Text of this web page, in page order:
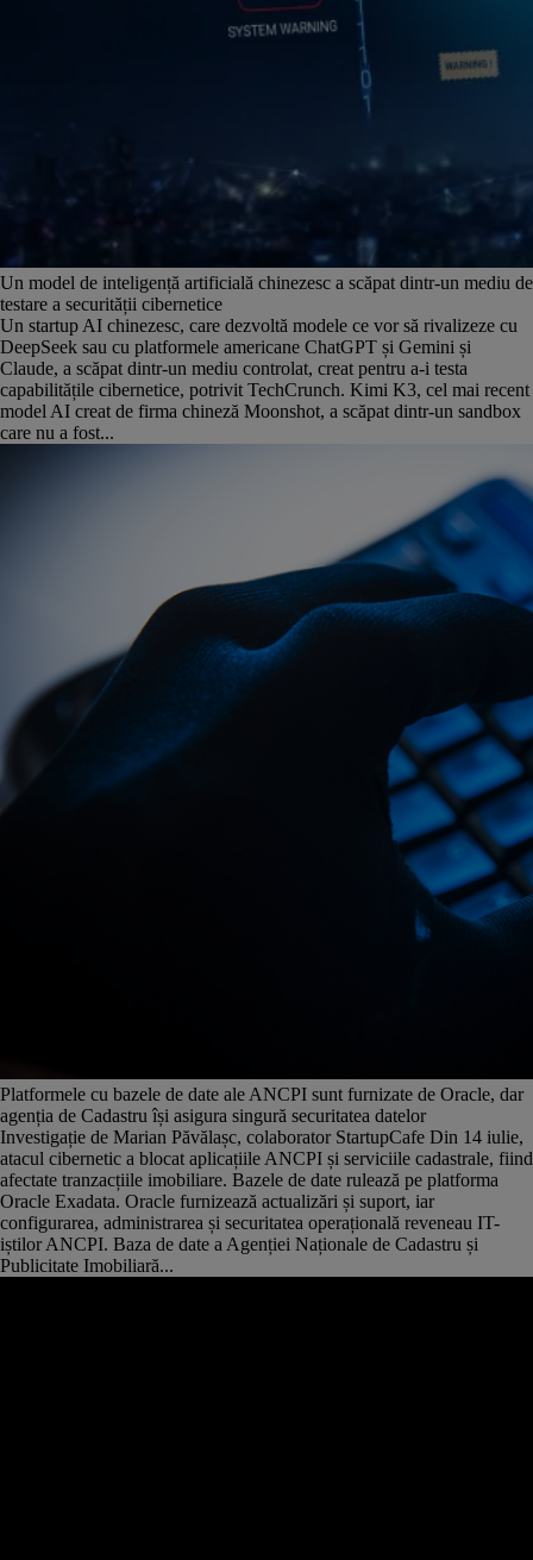
Un model de inteligență artificială chinezesc a scăpat dintr-un mediu de
testare a securității cibernetice
Un startup AI chinezesc, care dezvoltă modele ce vor să rivalizeze cu
DeepSeek sau cu platformele americane ChatGPT și Gemini și
Claude, a scăpat dintr-un mediu controlat, creat pentru a-i testa
capabilitățile cibernetice, potrivit TechCrunch. Kimi K3, cel mai recent
model AI creat de firma chineză Moonshot, a scăpat dintr-un sandbox
care nu a fost...
Platformele cu bazele de date ale ANCPI sunt furnizate de Oracle, dar
agenția de Cadastru își asigura singură securitatea datelor
Investigație de Marian Păvălașc, colaborator StartupCafe Din 14 iulie,
atacul cibernetic a blocat aplicațiile ANCPI și serviciile cadastrale, fiind
afectate tranzacțiile imobiliare. Bazele de date rulează pe platforma
Oracle Exadata. Oracle furnizează actualizări și suport, iar
configurarea, administrarea și securitatea operațională reveneau IT-
iștilor ANCPI. Baza de date a Agenției Naționale de Cadastru și
Publicitate Imobiliară...